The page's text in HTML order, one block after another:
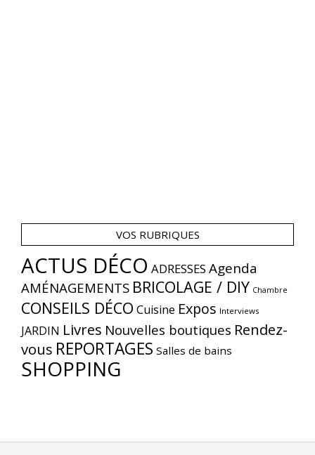
VOS RUBRIQUES
ACTUS DÉCO ADRESSES Agenda
AMÉNAGEMENTS BRICOLAGE / DIY Chambre
CONSEILS DÉCO Cuisine Expos Interviews
JARDIN Livres Nouvelles boutiques Rendez-
vous REPORTAGES Salles de bains
SHOPPING